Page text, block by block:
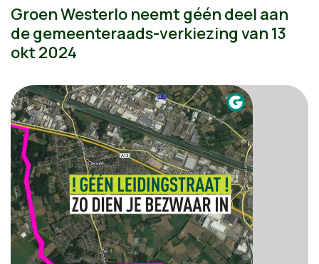
Groen Westerlo neemt géén deel aan
de gemeenteraads-verkiezing van 13
okt 2024